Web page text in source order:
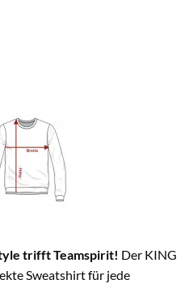
trifft Teamspirit! Der KING
Sweatshirt für jede